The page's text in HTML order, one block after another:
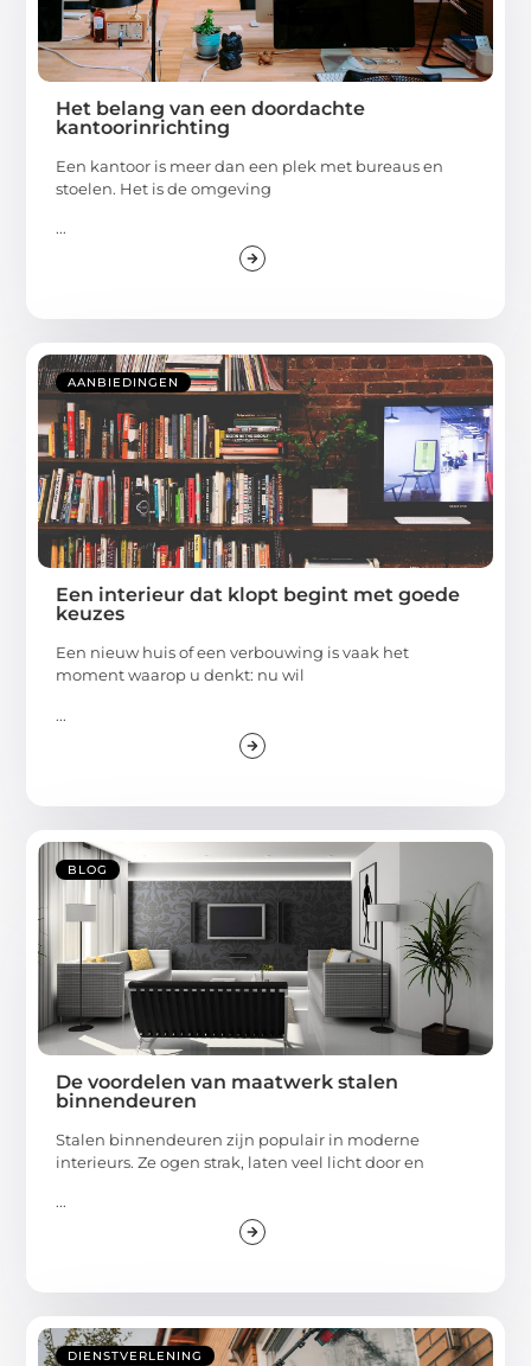
Het belang van een doordachte
kantoorinrichting
Een kantoor is meer dan een plek met bureaus en
stoelen. Het is de omgeving
...
AANBIEDINGEN
Een interieur dat klopt begint met goede
keuzes
Een nieuw huis of een verbouwing is vaak het
moment waarop u denkt: nu wil
...
BLOG
De voordelen van maatwerk stalen
binnendeuren
Stalen binnendeuren zijn populair in moderne
interieurs. Ze ogen strak, laten veel licht door en
...
DIENSTVERLENING